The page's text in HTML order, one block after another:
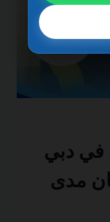
في دبي
ضمان مدى